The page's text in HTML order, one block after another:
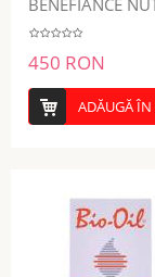
BENEFIANCE
450 RON
ADĂUGĂ ÎN